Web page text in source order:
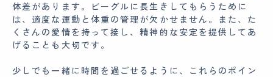
体差があります。ビーグルに長生きしてもらうために
は、適度な運動と体重の管理が欠かせません。また、た
くさんの愛情を持って接し、精神的な安定を提供してあ
げることも大切です。
少しでも一緒に時間を過ごせるように、これらのポイン